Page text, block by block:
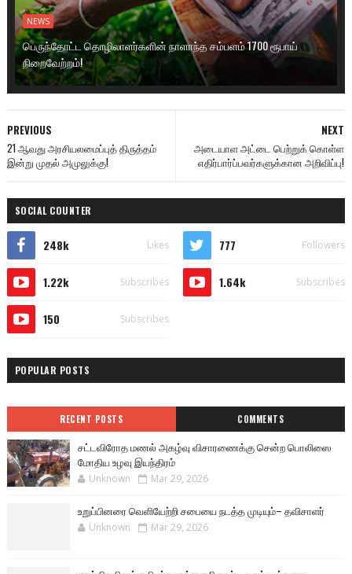
NEWS
பெருந்தோட்ட தொழிலாளர்களின் நாளாந்த சம்பளம் 1700 ரூபாய்
நிறைவேற்றம்!
NEXT
அடையாள அட்டை பெற்றுக் கொள்ள
எதிர்பார்ப்பவர்களுக்கான அறிவிப்பு!
PREVIOUS
21 ஆவது அரசியலமைப்புத் திருத்தம்
இன்று முதல் அமுலுக்கு!
SOCIAL COUNTER
248k Likes 777 Followers
1.22k Subscribes 1.64k Subscribes
150 Subscribes
POPULAR POSTS
RECENT POSTS COMMENTS
சட்டவிரோத மணல் அகழ்வு விசாரணைக்கு சென்ற பொலிஸை
மோதிய உழவு இயந்திரம்
Unknown Mar 29, 2026
உறுப்பினரை வெளியேற்றி சபையை நடத்த முடியும்– தவிசாளர்
Unknown Mar 29, 2026